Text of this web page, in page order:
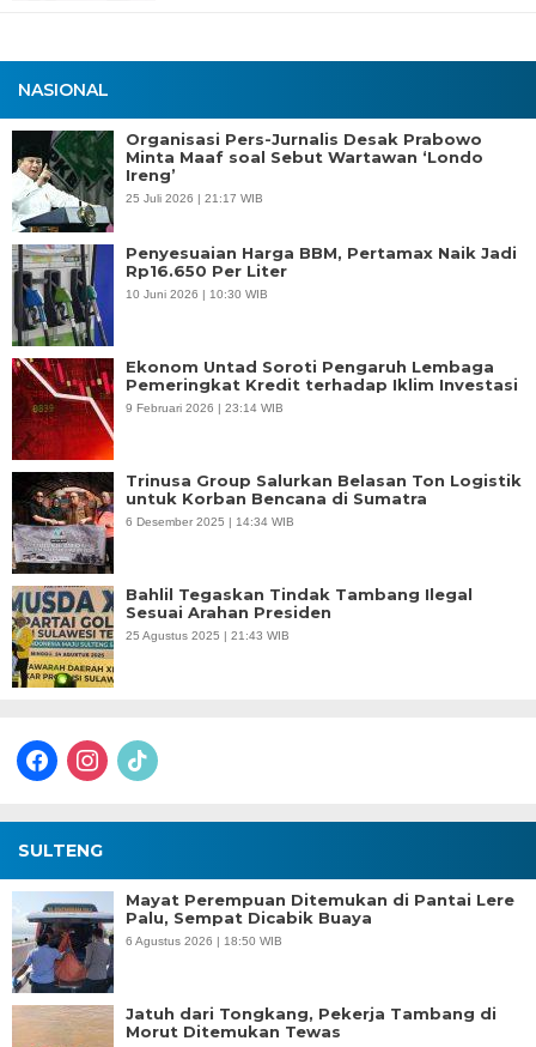
NASIONAL
Organisasi Pers-Jurnalis Desak Prabowo
Minta Maaf soal Sebut Wartawan ‘Londo
Ireng’
25 Juli 2026 | 21:17 WIB
Penyesuaian Harga BBM, Pertamax Naik Jadi
Rp16.650 Per Liter
10 Juni 2026 | 10:30 WIB
Ekonom Untad Soroti Pengaruh Lembaga
Pemeringkat Kredit terhadap Iklim Investasi
9 Februari 2026 | 23:14 WIB
Trinusa Group Salurkan Belasan Ton Logistik
untuk Korban Bencana di Sumatra
6 Desember 2025 | 14:34 WIB
Bahlil Tegaskan Tindak Tambang Ilegal
Sesuai Arahan Presiden
25 Agustus 2025 | 21:43 WIB
facebookinstagram
tiktok
SULTENG
Mayat Perempuan Ditemukan di Pantai Lere
Palu, Sempat Dicabik Buaya
6 Agustus 2026 | 18:50 WIB
Jatuh dari Tongkang, Pekerja Tambang di
Morut Ditemukan Tewas